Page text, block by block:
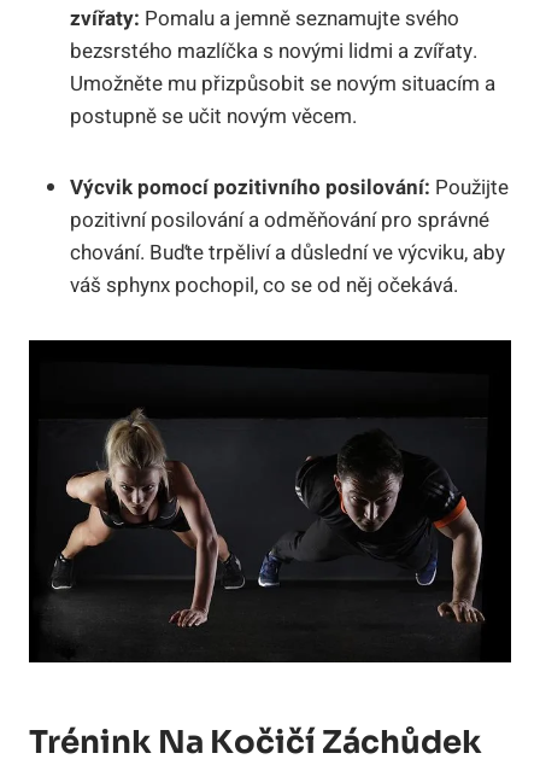
zvířaty: Pomalu a jemně seznamujte svého
bezsrstého mazlíčka s novými lidmi a zvířaty.
Umožněte mu přizpůsobit se novým situacím a
postupně se učit novým věcem.
Výcvik pomocí pozitivního posilování: Použijte
pozitivní posilování a odměňování pro správné
chování. Buďte trpěliví a důslední ve výcviku, aby
váš sphynx pochopil, co se od něj očekává.
Trénink Na Kočičí Záchůdek